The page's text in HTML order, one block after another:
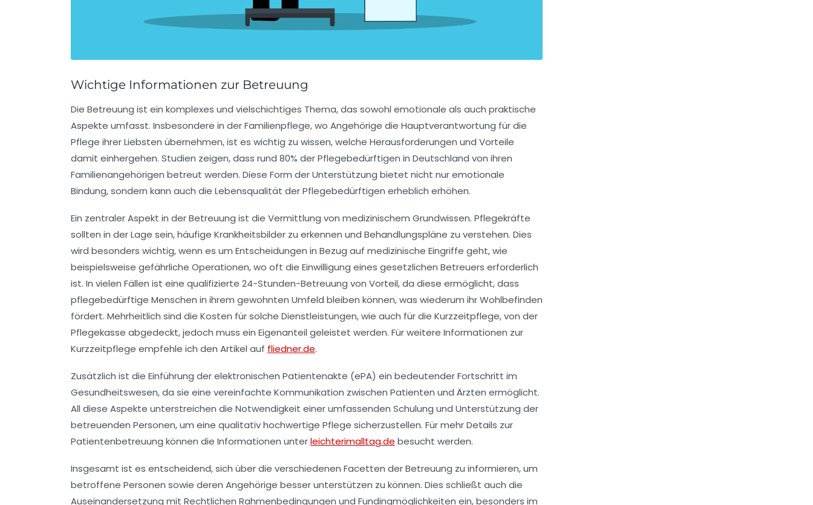
Wichtige Informationen zur Betreuung
Die Betreuung ist ein komplexes und vielschichtiges Thema, das sowohl emotionale als auch praktische
Aspekte umfasst. Insbesondere in derFamilienpflege, wo Angehörige die Hauptverantwortung für die
Pflege ihrer Liebsten übernehmen, ist es wichtig zu wissen, welche Herausforderungen und Vorteile
damit einhergehen. Studien zeigen, dass rund 80% der Pflegebedürftigen in Deutschland von ihren
Familienangehörigen betreut werden. Diese Form der Unterstützung bietet nicht nur emotionale
Bindung, sondern kann auch die Lebensqualität der Pflegebedürftigen erheblich erhöhen.
Ein zentraler Aspekt in derBetreuung ist die Vermittlung von medizinischem Grundwissen. Pflegekräfte
sollten in der Lage sein, häufige Krankheitsbilder zu erkennen und Behandlungspläne zu verstehen. Dies
wird besonders wichtig, wenn es um Entscheidungen in Bezug auf medizinische Eingriffe geht, wie
beispielsweise gefährliche Operationen, wo oft die Einwilligung eines gesetzlichen Betreuers erforderlich
ist. In vielen Fällen ist eine qualifizierte 24-Stunden-Betreuung von Vorteil, da diese ermöglicht, dass
pflegebedürftige Menschen in ihrem gewohnten Umfeld bleiben können, was wiederum ihr Wohlbefinden
fördert. Mehrheitlich sind die Kosten für solche Dienstleistungen, wie auch für die Kurzzeitpflege, von der
Pflegekasse abgedeckt, jedoch muss ein Eigenanteil geleistet werden. Für weitere Informationen zur
Kurzzeitpflege empfehle ich den Artikel auf fliedner.de.
Zusätzlich ist die Einführung derelektronischen Patientenakte (ePA) ein bedeutender Fortschritt im
Gesundheitswesen, da sie eine vereinfachte Kommunikation zwischen Patienten und Ärzten ermöglicht.
All diese Aspekte unterstreichen die Notwendigkeit einer umfassenden Schulung und Unterstützung der
betreuenden Personen, um eine qualitativ hochwertige Pflege sicherzustellen. Für mehr Details zur
Patientenbetreuung können die Informationen unterleichterimalltag.de besucht werden.
Insgesamt ist es entscheidend, sich über die verschiedenen Facetten derBetreuung zu informieren, um
betroffene Personen sowie deren Angehörige besser unterstützen zu können. Dies schließt auch die
Auseinandersetzung mit Rechtlichen Rahmenbedingungen und Fundingmöglichkeiten ein, besonders im